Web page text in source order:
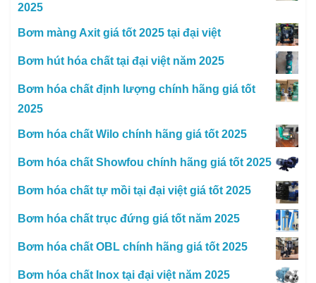
2025
Bơm màng Axit giá tốt 2025 tại đại việt
Bơm hút hóa chất tại đại việt năm 2025
Bơm hóa chất định lượng chính hãng giá tốt
2025
Bơm hóa chất Wilo chính hãng giá tốt 2025
Bơm hóa chất Showfou chính hãng giá tốt 2025
Bơm hóa chất tự mồi tại đại việt giá tốt 2025
Bơm hóa chất trục đứng giá tốt năm 2025
Bơm hóa chất OBL chính hãng giá tốt 2025
Bơm hóa chất Inox tại đại việt năm 2025